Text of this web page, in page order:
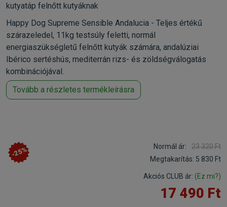
kutyatáp felnőtt kutyáknak
Happy Dog Supreme Sensible Andalucia - Teljes értékű
szárazeledel, 11kg testsúly feletti, normál
energiaszükségletű felnőtt kutyák számára, andalúziai
Ibérico sertéshús, mediterrán rizs- és zöldségválogatás
kombinációjával.
Tovább a részletes termékleírásra
-25% Normál ár:
23 320 Ft
Megtakarítás: 5 830 Ft
Akciós CLUB ár: (Ez mi?)
17 490 Ft